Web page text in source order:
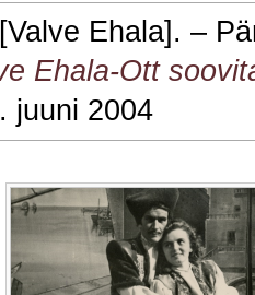
Ehala]. –
Ehala-Ott
juuni 2004